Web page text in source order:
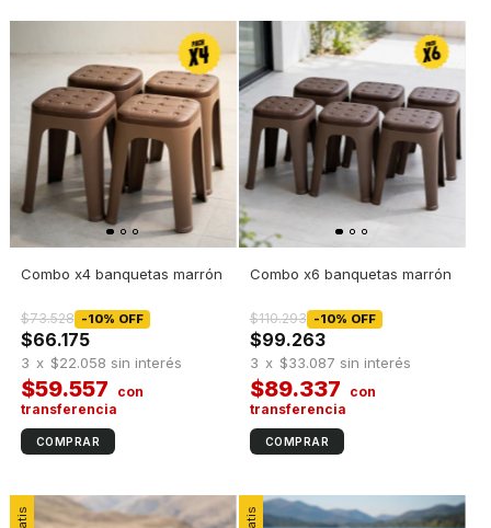
Combo x4 banquetas marrón
$66.175
-10% OFF
$73.528
$59.557
3 x $22.058 sin interés
Combo x6 banquetas marrón
$99.263
-10% OFF
$110.293
$89.337
3 x $33.087 sin interés